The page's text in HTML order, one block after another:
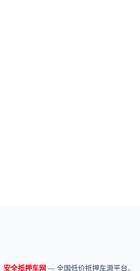
安全抵押车网 — 全国低价抵押车源平台。